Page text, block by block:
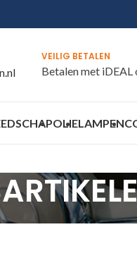
VEILIG BETALEN
Betalen met
OLIELAMPEN